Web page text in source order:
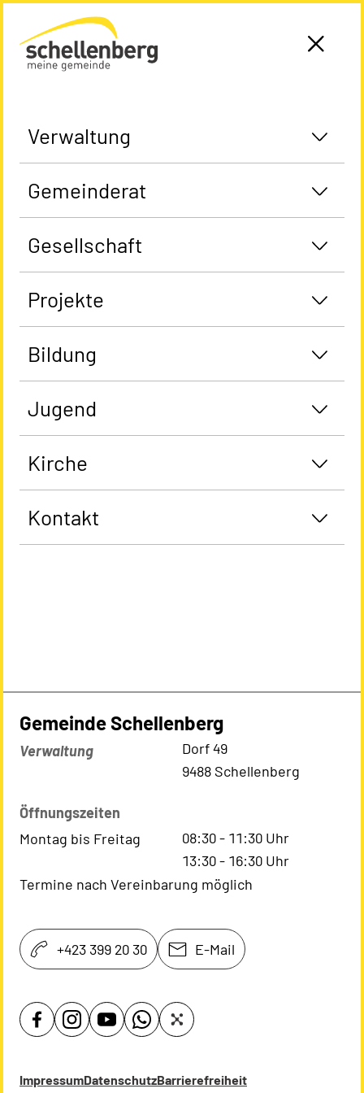
Gemeinde Schellenberg Startseite
Verwaltung
Gemeinderat
Gesellschaft
Projekte
Bildung
Jugend
Kirche
Kontakt
Gemeinde Schellenberg
Verwaltung
Dorf 49
9488 Schellenberg
Öffnungszeiten
Montag bis Freitag
08:30- 11:30 Uhr
13:30- 16:30 Uhr
Termine nach Vereinbarung möglich
+423 399 20 30 E-Mail
ImpressumDatenschutzBarrierefreiheit